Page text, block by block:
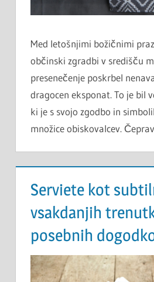
Med letošnjimi božičnimi
občinski zgradbi v središču
presenečenje poskrbel
dragocen eksponat. To je bil
ki je s svojo zgodbo in
množice obiskovalcev.
Serviete kot
vsakdanjih
posebnih